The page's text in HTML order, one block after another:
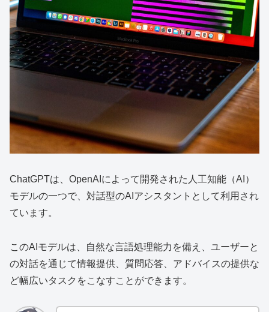
ChatGPTは、OpenAIによって開発された人工知能（AI）
モデルの一つで、対話型のAIアシスタントとして利用され
ています。
このAIモデルは、自然な言語処理能力を備え、ユーザーと
の対話を通じて情報提供、質問応答、アドバイスの提供な
ど幅広いタスクをこなすことができます。